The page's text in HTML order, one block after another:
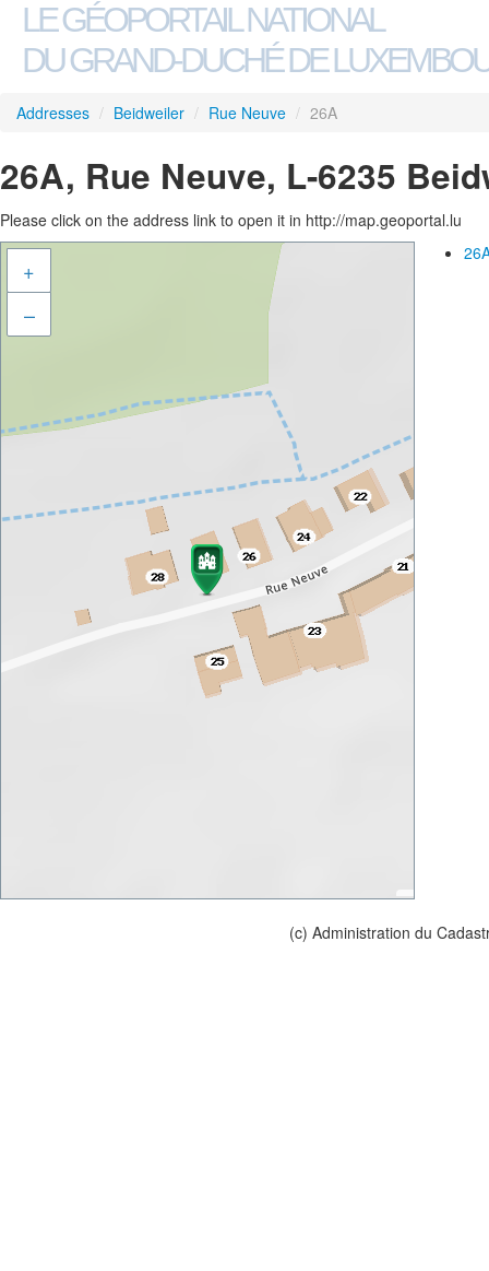
LE GÉOPORTAIL NATIONAL
DU GRAND-DUCHÉ DE
Addresses / Beidweiler / Rue Neuve / 26A
26A, Rue Neuve, L-6235
Please click on the address link to open it in http://map.geoportal.lu
+
–
(c) Administration du